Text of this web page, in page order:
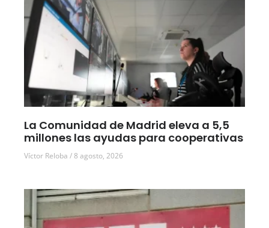
La Comunidad de Madrid eleva a 5,5
millones las ayudas para cooperativas
Víctor Reloba 8 agosto, 2026